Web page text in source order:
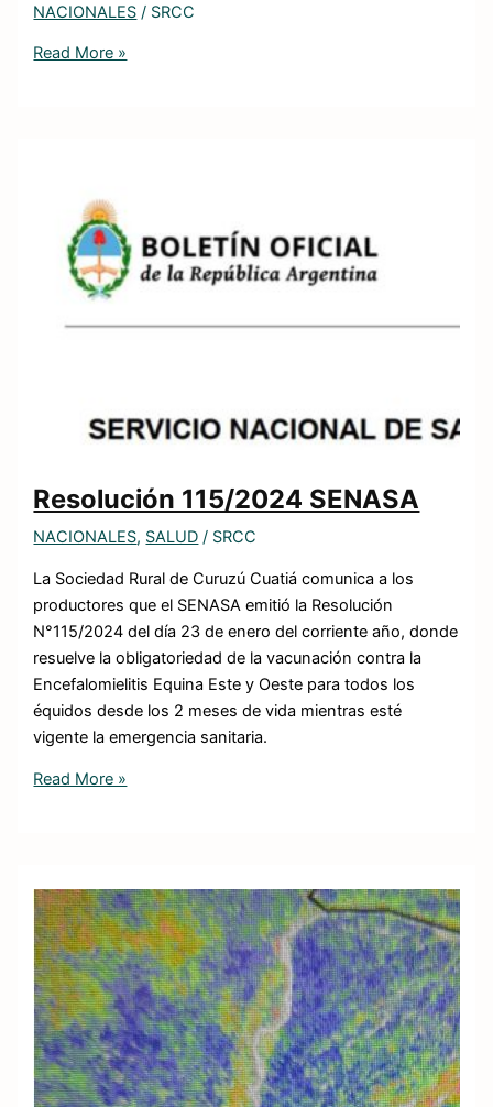
NACIONALES / SRCC
Read More »
Resolución 115/2024 SENASA
NACIONALES, SALUD / SRCC
La Sociedad Rural de Curuzú Cuatiá comunica a los
productores que el SENASA emitió la Resolución
N°115/2024 del día 23 de enero del corriente año, donde
resuelve la obligatoriedad de la vacunación contra la
Encefalomielitis Equina Este y Oeste para todos los
équidos desde los 2 meses de vida mientras esté
vigente la emergencia sanitaria.
Read More »